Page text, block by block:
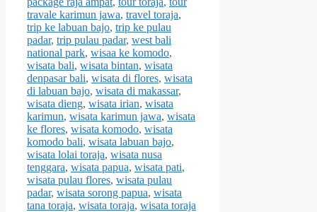
travale karimun jawa, travel toraja,
trip ke labuan bajo, trip ke pulau
padar, trip pulau padar, west bali
national park, wisaa ke komodo,
wisata bali, wisata bintan, wisata
denpasar bali, wisata di flores, wisata
di labuan bajo, wisata di makassar,
wisata dieng, wisata irian, wisata
karimun, wisata karimun jawa, wisata
ke flores, wisata komodo, wisata
komodo bali, wisata labuan bajo,
wisata lolai toraja, wisata nusa
tenggara, wisata papua, wisata pati,
wisata pulau flores, wisata pulau
padar, wisata sorong papua, wisata
tana toraja, wisata toraja, wisata toraja